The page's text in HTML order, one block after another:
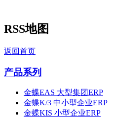
RSS地图
返回首页
产品系列
金蝶EAS 大型集团ERP
金蝶K/3 中小型企业ERP
金蝶KIS 小型企业ERP